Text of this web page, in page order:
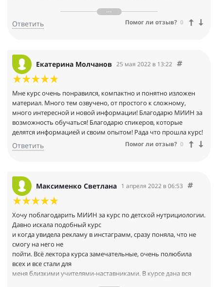
Для меня очень важно, что теория сочетается с
практическими заданиями. Так знания
задавать возникающие вопросы спикерам. А со спикерами
нам очень повезло!!! Это
настоящие врачи - профи с интегративным подходом, всегда
на пике информации и самообразования.
Новые знания помогли мне заметить определённые состояния
и у моих детей и вовремя
оказать им поддержку, восполнив некоторые дефициты,
поддержать подростков в
период пубертата. Здорово, если подобные знания будут у
каждой мамы. Так подрастающее поколение будет крепче.
Ответить Помог ли отзыв? 0
Екатерина Молчанов 25 мая 2022 в 13:22
Мне курс очень понравился, компактно и понятно изложен
материал. Много тем озвучено, от простого к сложному,
много интересной и новой информации! Благодарю МИИН за
возможность обучаться! Благодарю спикеров, которые
делятся информацией и своим опытом! Рада что прошла курс!
Ответить Помог ли отзыв? 0
Максименко Светлана 1 апреля 2022 в 06:53
Хочу поблагодарить МИИН за курс по детской нутрициологии.
Давно искала подобный курс
и когда увидела рекламу в инстаграмм, сразу поняла, что не
смогу на него не
пойти. Всё лектора курса замечательные, очень полюбила
всех и все стали для
меня близкими учителями-наставниками. В курсе дана вся